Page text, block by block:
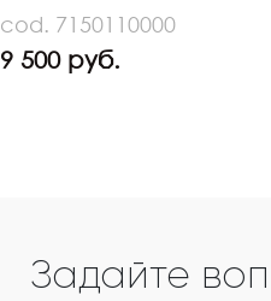
cod. 7150110000
9 500 руб.
Задайте